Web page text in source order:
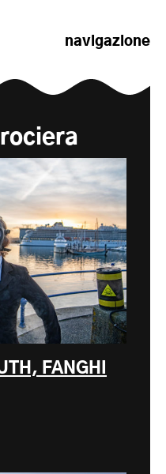
navigazione
FANGHI